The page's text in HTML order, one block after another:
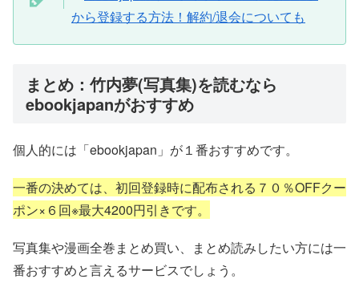
から登録する方法！解約/退会についても
まとめ：竹内夢(写真集)を読むなら
ebookjapanがおすすめ
個人的には「ebookjapan」が１番おすすめです。
一番の決めては、初回登録時に配布される７０％OFFクー
ポン×６回※最大4200円引きです。
写真集や漫画全巻まとめ買い、まとめ読みしたい方には一
番おすすめと言えるサービスでしょう。